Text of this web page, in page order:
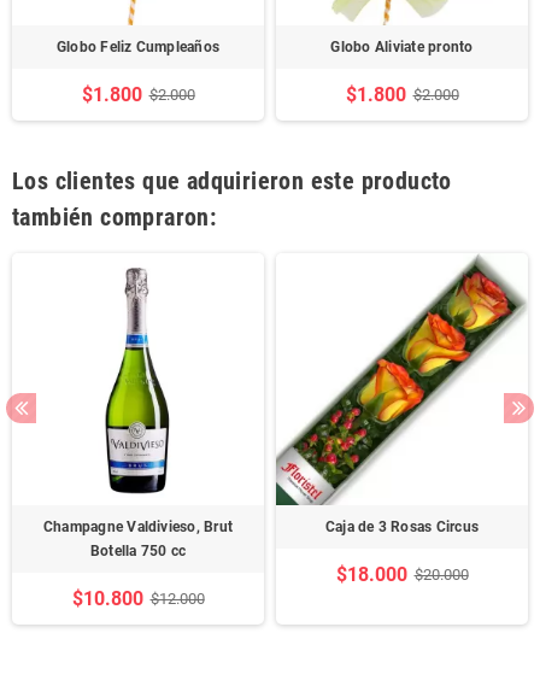
Globo Feliz Cumpleaños
$1.800 $2.000
Globo Aliviate pronto
$1.800 $2.000
Los clientes que adquirieron este producto
también compraron:
Champagne Valdivieso, Brut
Botella 750 cc
$10.800 $12.000
Caja de 3 Rosas Circus
$18.000 $20.000